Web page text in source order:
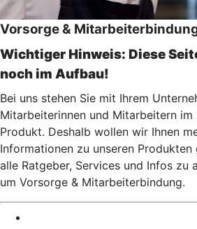
Vorsorge &
Wichtiger Hinweis: Diese
noch im Aufbau!
Bei uns stehen Sie mit Ihrem
Mitarbeiterinnen und Mitarbeitern
Produkt. Deshalb wollen wir Ihnen
Informationen zu unseren
alle Ratgeber, Services und Infos zu
um Vorsorge & Mitarbeiterbindung.